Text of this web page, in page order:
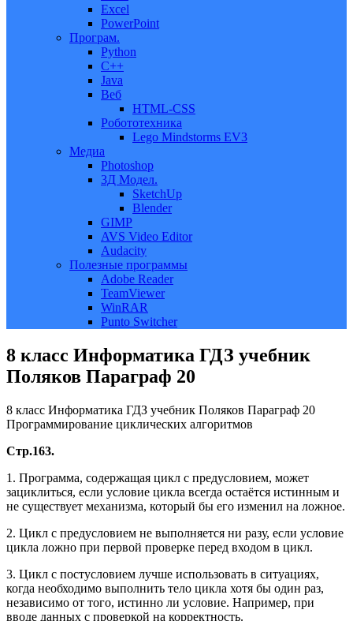
Excel
PowerPoint
Програм.
Python
C++
Java
Веб
HTML-CSS
Робототехника
Lego Mindstorms EV3
Медиа
Photoshop
3Д Модел.
SketchUp
Blender
GIMP
AVS Video Editor
Audacity
Полезные программы
Adobe Reader
TeamViewer
WinRAR
Punto Switcher
8 класс Информатика ГДЗ учебник
Поляков Параграф 20
8 класс Информатика ГДЗ учебник Поляков Параграф 20
Программирование циклических алгоритмов
Стр.163.
1. Программа, содержащая цикл с предусловием, может
зациклиться, если условие цикла всегда остаётся истинным и
не существует механизма, который бы его изменил на ложное.
2. Цикл с предусловием не выполняется ни разу, если условие
цикла ложно при первой проверке перед входом в цикл.
3. Цикл с постусловием лучше использовать в ситуациях,
когда необходимо выполнить тело цикла хотя бы один раз,
независимо от того, истинно ли условие. Например, при
вводе данных с проверкой на корректность.